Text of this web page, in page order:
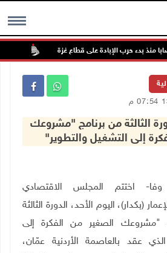
MENU
الثالثة من برنامج "مشروعك
إلى التشغيل والتطوير"
13-3-2022 وفا- اختتم المجلس الاقتصادي
(بكدار)، اليوم الأحد، الدورة الثالثة
"مشروعك الصغير من الفكرة إلى
عقد بالعاصمة الأردنية عمّان،